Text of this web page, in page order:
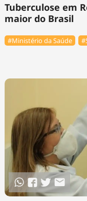
Tuberculose em
maior do Brasil
#Ministério da Saúde